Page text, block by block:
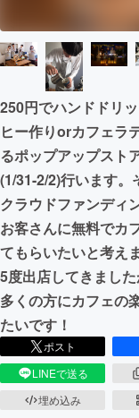
CAMPFIRE
CAMPFIRE
250円でハンドドリ
ヒー作りorカフェラ
るポップアップスト
(1/31-2/2)行います。
クラウドファンディ
お客さんに無料でカ
てもらいたいと考え
5度出店してきまし
多くの方にカフェの
たいです！
ポスト
LINEで送る
埋め込み